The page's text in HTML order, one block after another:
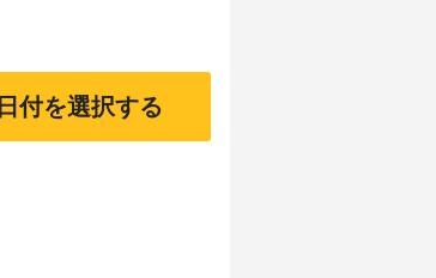
日付を選択する